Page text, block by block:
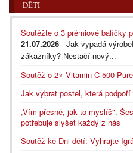
DĚTI
Soutěžte o 3 prémiové balíčky
21.07.2026 - Jak vypadá
zákazníky? Nestačí nový...
Soutěž o 2× Vitamin C 500
Jak vybrat postel, která
„Vím přesně, jak to myslíš".
potřebuje slyšet každý z nás
Soutěž ke Dni dětí: Vyhrajte